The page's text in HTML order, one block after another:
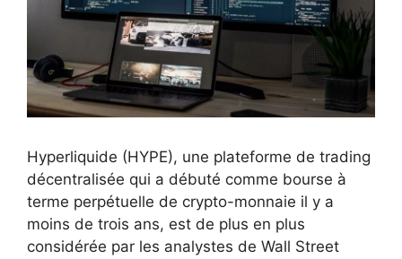
Hyperliquide (HYPE), une plateforme de trading
décentralisée qui a débuté comme bourse à
terme perpétuelle de crypto-monnaie il y a
moins de trois ans, est de plus en plus
considérée par les analystes de Wall Street